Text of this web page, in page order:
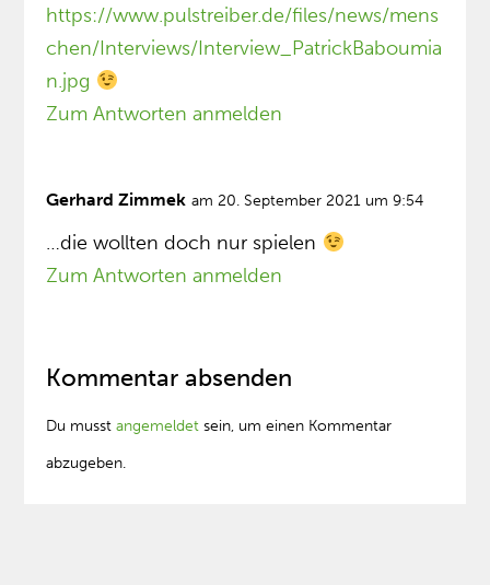
https://www.pulstreiber.de/files/news/mens
chen/Interviews/Interview_PatrickBaboumia
n.jpg
Zum Antworten anmelden
Gerhard Zimmek am 20. September 2021 um 9:54
…die wollten doch nur spielen
Zum Antworten anmelden
Kommentar absenden
Du musstangemeldet sein, um einen Kommentar
abzugeben.